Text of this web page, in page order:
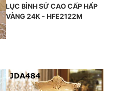
LỤC BÌNH SỨ CAO CẤP HẤP
VÀNG 24K - HFE2122M